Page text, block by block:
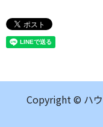
Copyright © ハ